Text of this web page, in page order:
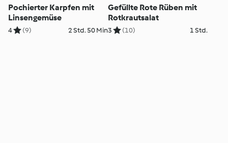
Pochierter Karpfen mit
Linsengemüse
4 (9) 2 Std. 50 Min
Gefüllte Rote Rüben mit
Rotkrautsalat
3 (10) 1 Std.